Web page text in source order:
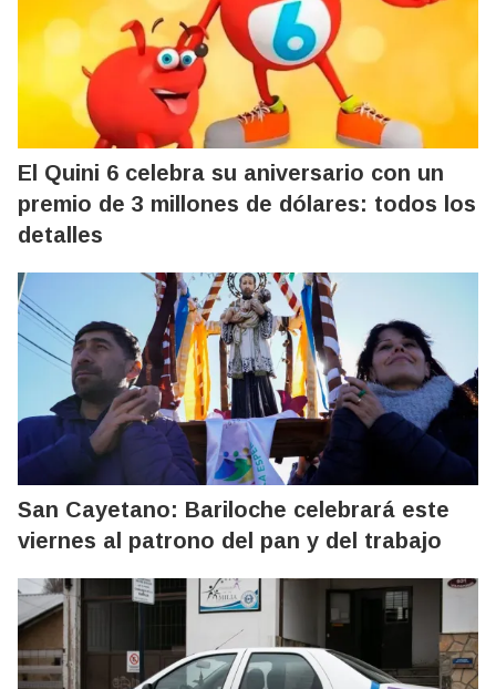
El Quini 6 celebra su aniversario con un
premio de 3 millones de dólares: todos los
detalles
San Cayetano: Bariloche celebrará este
viernes al patrono del pan y del trabajo